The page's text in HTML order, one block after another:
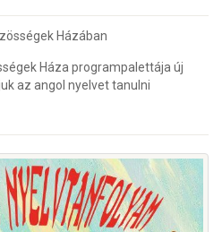
Házában
Háza programpalettája új
az angol nyelvet tanulni